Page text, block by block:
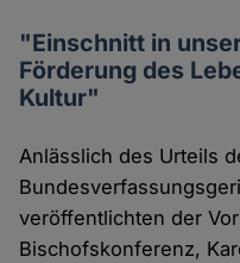
"Einschnitt in
Förderung des
Kultur"
Anlässlich des Urteils
veröffentlichten der
Bischofskonferenz,